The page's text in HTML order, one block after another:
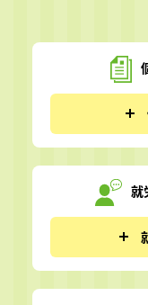
就